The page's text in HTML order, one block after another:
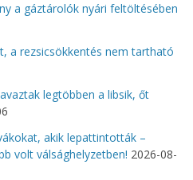
a gáztárolók nyári feltöltésében
a rezsicsökkentés nem tartható
legtöbben a libsik, őt
akik lepattintották –
volt válsághelyzetben! 2026-08-